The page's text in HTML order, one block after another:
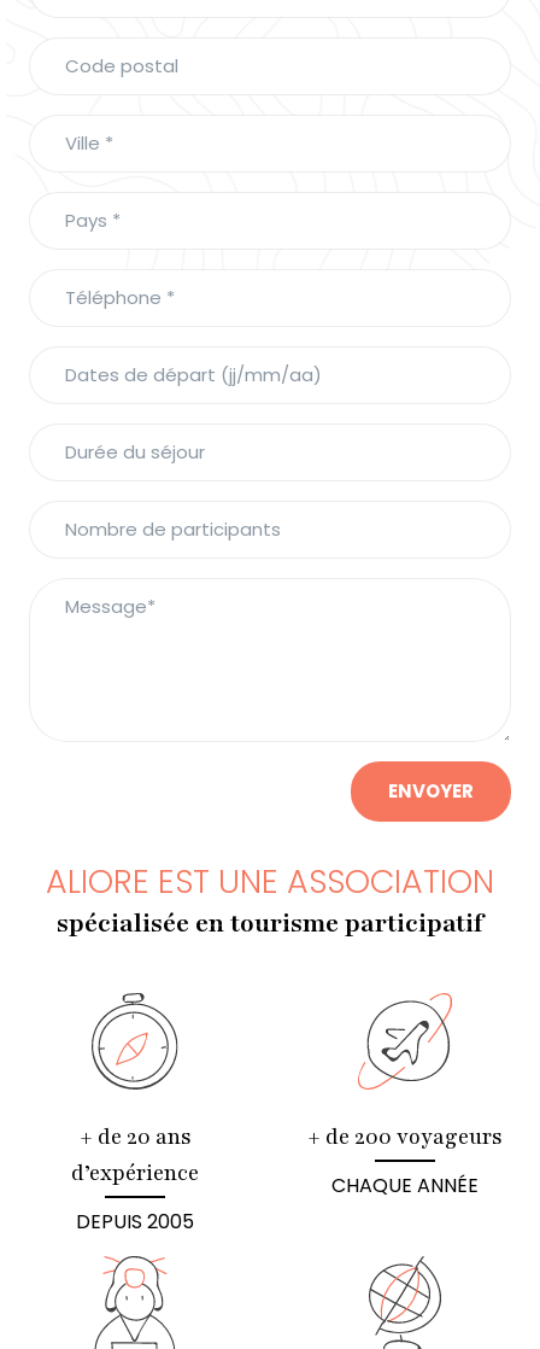
ENVOYER
ALIORE EST UNE ASSOCIATION
spécialisée en tourisme participatif
+ de 20 ans
d’expérience
DEPUIS 2005
+ de 200 voyageurs
CHAQUE ANNÉE